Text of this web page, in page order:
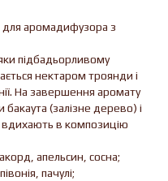
аромадифузора з
підбадьорливому
нектаром троянди і
На завершення аромату
(залізне дерево) і
вдихають в композицію
апельсин, сосна;
пачулі;